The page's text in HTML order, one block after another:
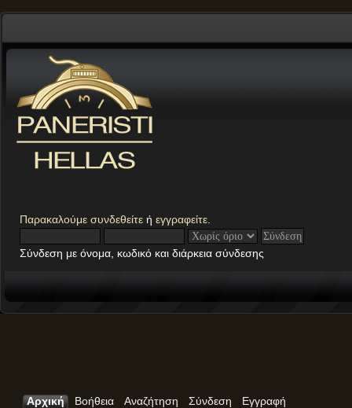
Παρακαλούμε συνδεθείτε ή εγγραφείτε
Σύνδεση με όνομα, κωδικό και διάρκεια σύνδεσης
Αρχική Βοήθεια Αναζήτηση Σύνδεση Εγγραφή